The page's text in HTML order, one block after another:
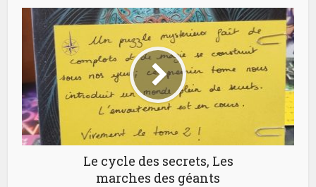
Le cycle des secrets, Les
marches des géants